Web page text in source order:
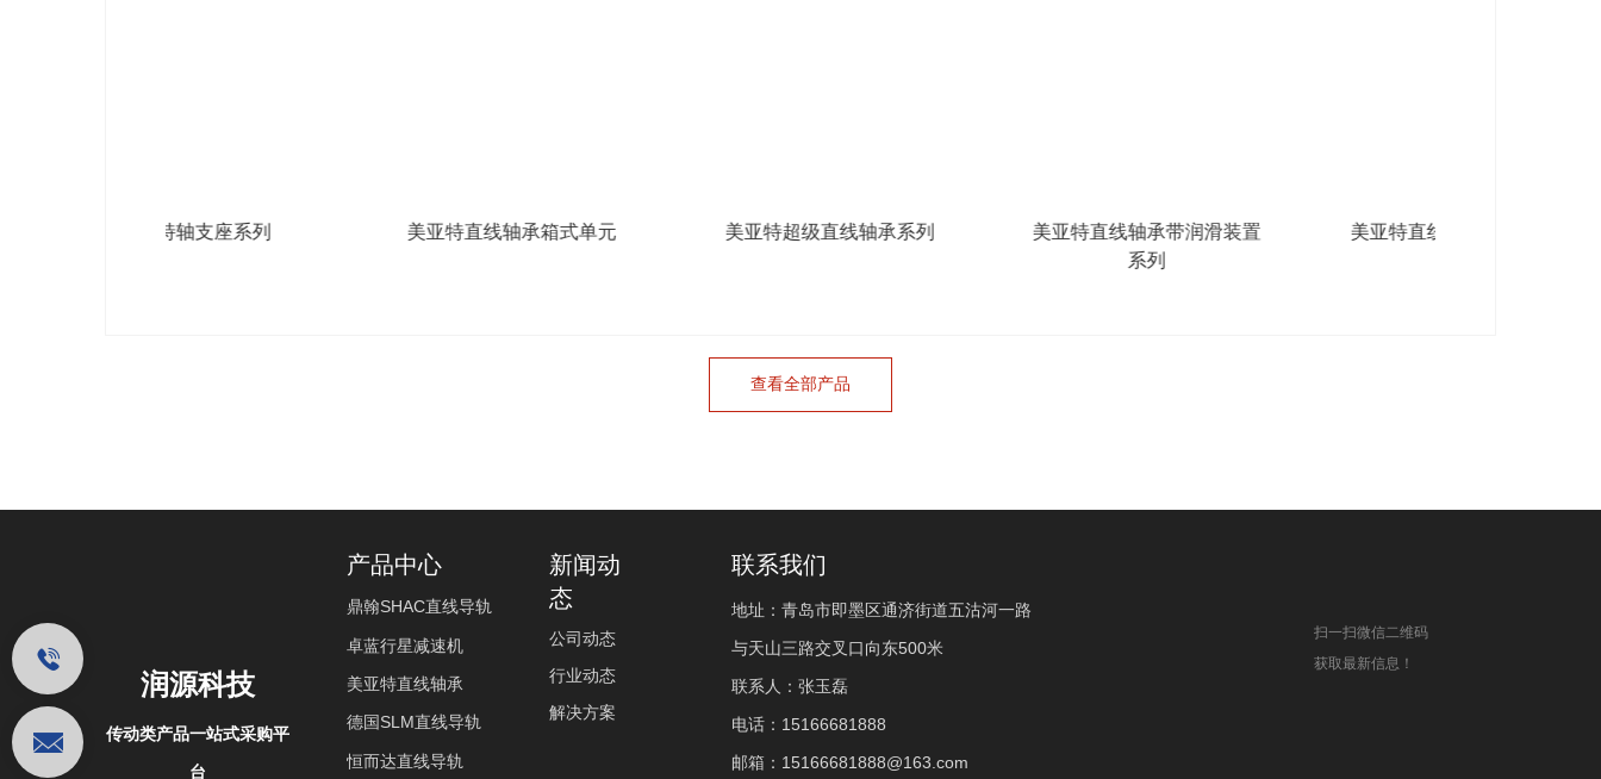
美亚特直线轴承箱式单元 美亚特超级直线轴承系列
美亚特直线轴承带润滑装置
美亚特直线轴承紧凑型系列
查看全部产品
润源科技
传动类产品一站式采购平
台
产品中心
鼎翰SHAC直线导轨
卓蓝行星减速机
美亚特直线轴承
德国SLM直线导轨
恒而达直线导轨
新闻动
态
公司动态
行业动态
解决方案
联系我们
地址：青岛市即墨区通济街道五沽河一路
与天山三路交叉口向东500米
联系人：张玉磊
电话： 15166681888
邮箱： 15166681888@163.com
扫一扫微信二维码
获取最新信息！